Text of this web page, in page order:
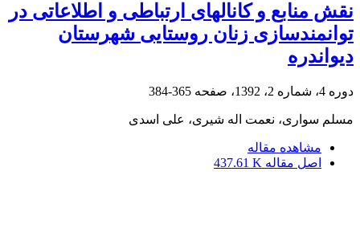
نقش منابع و کانال‏های ارتباطی و اطلاعاتی در
توانمندسازی زنان روستایی شهرستان
دیواندره
دوره 4، شماره 2، 1392، صفحه 365-384
مسلم سواری، نعمت اله شیری، علی اسدی
مشاهده مقاله
اصل مقاله 437.61 K